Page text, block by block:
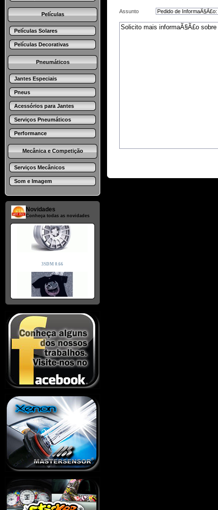
Películas
Películas Solares
Películas Decorativas
Pneumáticos
Jantes Especiais
Pneus
Acessórios para Jantes
Serviços Pneumáticos
Performance
Mecânica e Competição
Serviços Mecânicos
Som e Imagem
Novidades
Conheça todas as novidades
Assunto